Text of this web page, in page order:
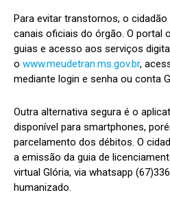
Para evitar transtornos, o
canais oficiais do órgão. O portal
guias e acesso aos serviços
o www.meudetran.ms.gov.br,
mediante login e senha ou conta
Outra alternativa segura é o
disponível para smartphones,
parcelamento dos débitos. O
a emissão da guia de
virtual Glória, via whatsapp
humanizado.